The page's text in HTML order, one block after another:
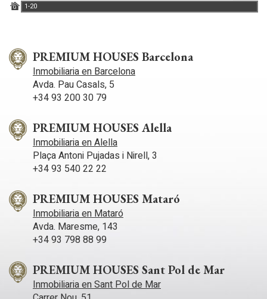
G 1-20
PREMIUM HOUSES Barcelona
Inmobiliaria en Barcelona
Avda. Pau Casals, 5
+34 93 200 30 79
PREMIUM HOUSES Alella
Inmobiliaria en Alella
Plaça Antoni Pujadas i Nirell, 3
+34 93 540 22 22
PREMIUM HOUSES Mataró
Inmobiliaria en Mataró
Avda. Maresme, 143
+34 93 798 88 99
PREMIUM HOUSES Sant Pol de Mar
Inmobiliaria en Sant Pol de Mar